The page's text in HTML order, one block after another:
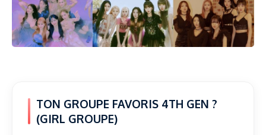
TON GROUPE FAVORIS 4TH GEN ?
(GIRL GROUPE)